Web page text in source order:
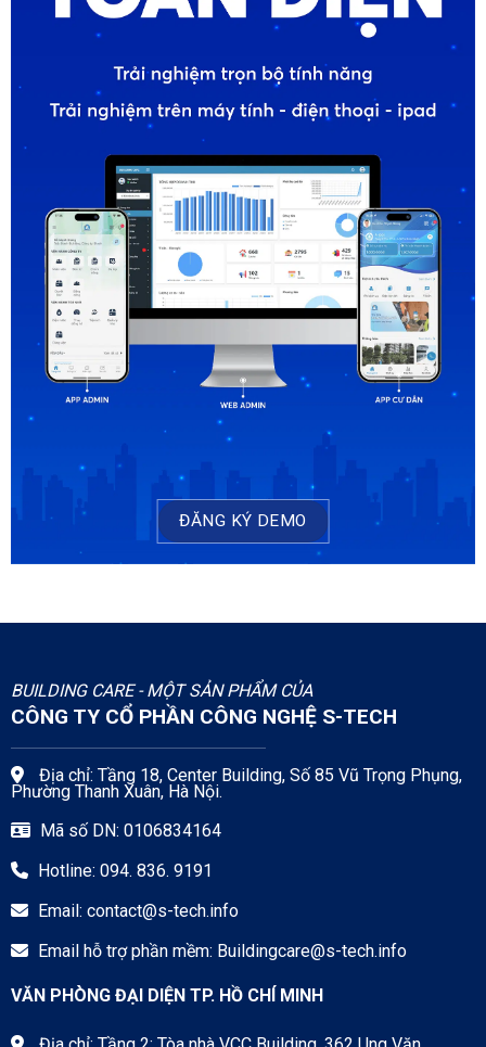
ĐĂNG KÝ DEMO
BUILDING CARE - MỘT SẢN PHẨM CỦA
CÔNG TY CỔ PHẦN CÔNG NGHỆ S-TECH
Địa chỉ: Tầng 18, Center Building, Số 85 Vũ Trọng Phụng,
Phường Thanh Xuân, Hà Nội.
Mã số DN: 0106834164
Hotline: 094. 836. 9191
Email: contact@s-tech.info
Email hỗ trợ phần mềm: Buildingcare@s-tech.info
VĂN PHÒNG ĐẠI DIỆN TP. HỒ CHÍ MINH